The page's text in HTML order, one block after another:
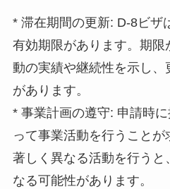
* 滞在期間の更新: D-8ビザ
有効期限があります。期
動の実績や継続性を示し
があります。
* 事業計画の遵守: 申請時
って事業活動を行うことが
著しく異なる活動を行うと
なる可能性があります。